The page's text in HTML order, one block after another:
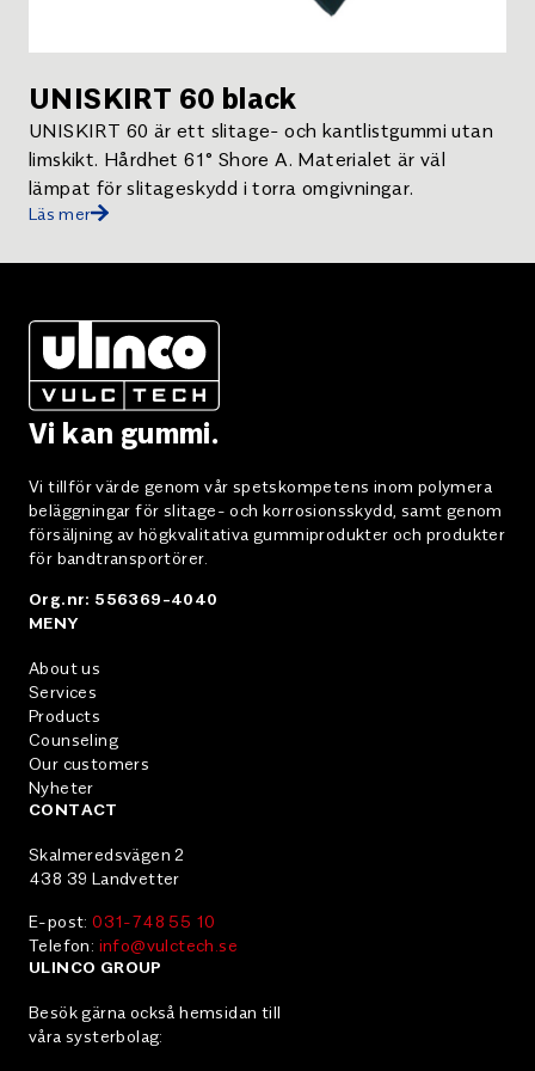
UNISKIRT 60 black
UNISKIRT 60 är ett slitage- och kantlistgummi utan
limskikt. Hårdhet 61° Shore A. Materialet är väl
lämpat för slitageskydd i torra omgivningar.
Läs mer
Vi kan gummi.
Vi tillför värde genom vår spetskompetens inom polymera
beläggningar för slitage- och korrosionsskydd, samt genom
försäljning av högkvalitativa gummiprodukter och produkter
för bandtransportörer.
Org.nr: 556369-4040
MENY
About us
Services
Products
Counseling
Our customers
Nyheter
CONTACT
Skalmeredsvägen 2
438 39 Landvetter
E-post:031-748 55 10
Telefon: info@vulctech.se
ULINCO GROUP
Besök gärna också hemsidan till
våra systerbolag: